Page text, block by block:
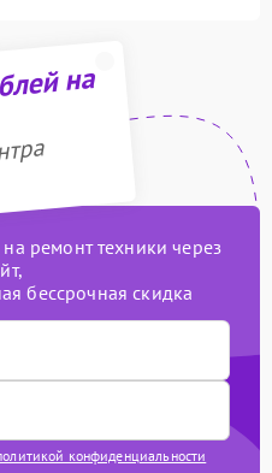
на
ремонт техники через
бессрочная скидка
конфиденциальности